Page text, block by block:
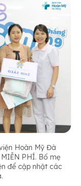
Hoàn Mỹ Đà
PHÍ. Bố mẹ
để cập nhật các